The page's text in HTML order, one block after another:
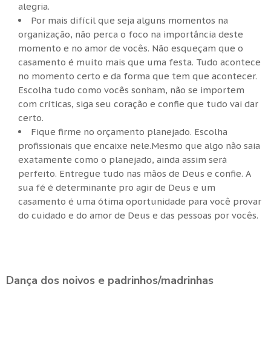
alegria.
Por mais difícil que seja alguns momentos na
organização, não perca o foco na importância deste
momento e no amor de vocês. Não esqueçam que o
casamento é muito mais que uma festa. Tudo acontece
no momento certo e da forma que tem que acontecer.
Escolha tudo como vocês sonham, não se importem
com críticas, siga seu coração e confie que tudo vai dar
certo.
Fique firme no orçamento planejado. Escolha
profissionais que encaixe nele.Mesmo que algo não saia
exatamente como o planejado, ainda assim será
perfeito. Entregue tudo nas mãos de Deus e confie. A
sua fé é determinante pro agir de Deus e um
casamento é uma ótima oportunidade para você provar
do cuidado e do amor de Deus e das pessoas por vocês.
Dança dos noivos e padrinhos/madrinhas